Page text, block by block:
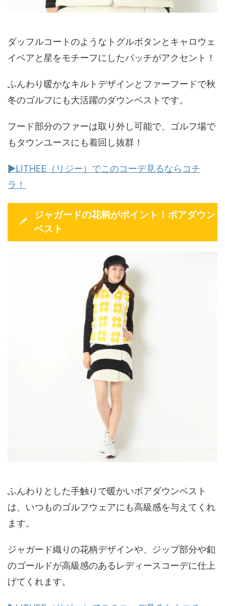
ダッフルコートのようなトグルボタンとキャロウェ
イベアと星をモチーフにしたパッチがアクセント！
ふんわり暖かなキルトデザインとファーフードで秋
冬のゴルフにも大活躍のダウンベストです。
フード部分のファーは取り外し可能で、ゴルフ場で
もタウンユースにも着回し抜群！
▶LITHEE（リジー）でこのコーデ見るならコチ
ラ！
ジャガードの花柄がポイント！ボアダウン
ベスト
ふんわりとした手触りで暖かいボアダウンベスト
は、いつものゴルフウェアにも高級感を与えてくれ
ます。
ジャガード織りの花柄デザインや、ジップ部分や釦
のゴールドが高級感のあるレディースコーデに仕上
げてくれます。